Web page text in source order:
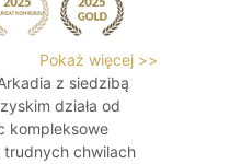
Pokaż więcej >>
z siedzibą
działa od
kompleksowe
chwilach